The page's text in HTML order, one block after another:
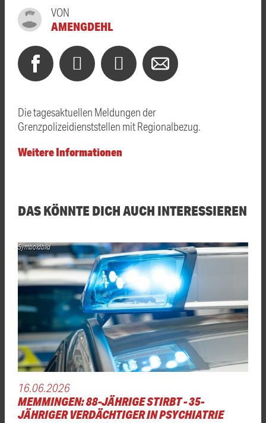
VON
AMENGDEHL
Die tagesaktuellen Meldungen der
Grenzpolizeidienststellen mit Regionalbezug.
Weitere Informationen
DAS KÖNNTE DICH AUCH INTERESSIEREN
Symboldbild
16.06.2026
MEMMINGEN: 88-JÄHRIGE STIRBT - 35-
JÄHRIGER VERDÄCHTIGER IN PSYCHIATRIE